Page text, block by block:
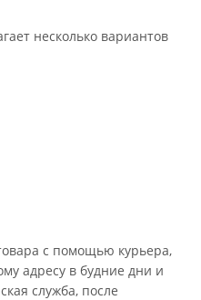
несколько вариантов
с помощью курьера,
адресу в будние дни и
служба, после